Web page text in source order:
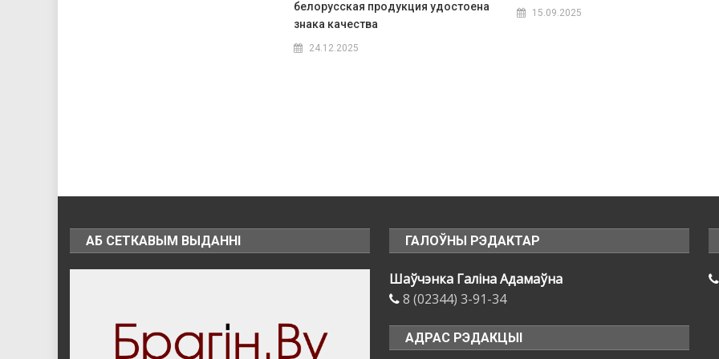
белорусская продукция удостоена
знака качества
24.12.2025
15.09.2025
АБ СЕТКАВЫМ ВЫДАННІ ГАЛОЎНЫ РЭДАКТАР
Шаўчэнка Галіна Адамаўна
8 (02344) 3-91-34
АДРАС РЭДАКЦЫІ